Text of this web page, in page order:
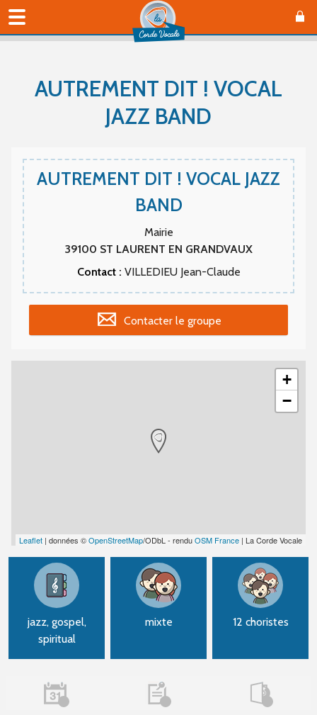
AUTREMENT DIT ! VOCAL
JAZZ BAND
AUTREMENT DIT ! VOCAL JAZZ
BAND
Mairie
39100 ST LAURENT EN GRANDVAUX
Contact : VILLEDIEU Jean-Claude
Contacter le groupe
+
−
Leaflet | données ©OpenStreetMap/ODbL - renduOSM France | La Corde Vocale
jazz, gospel,
spiritual
mixte 12 choristes